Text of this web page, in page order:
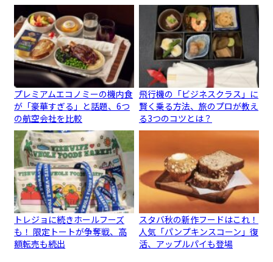
プレミアムエコノミーの機内食
が「豪華すぎる」と話題、6つ
の航空会社を比較
飛行機の「ビジネスクラス」に
賢く乗る方法、旅のプロが教え
る3つのコツとは？
トレジョに続きホールフーズ
も！ 限定トートが争奪戦、高
額転売も続出
スタバ秋の新作フードはこれ！
人気「パンプキンスコーン」復
活、アップルパイも登場